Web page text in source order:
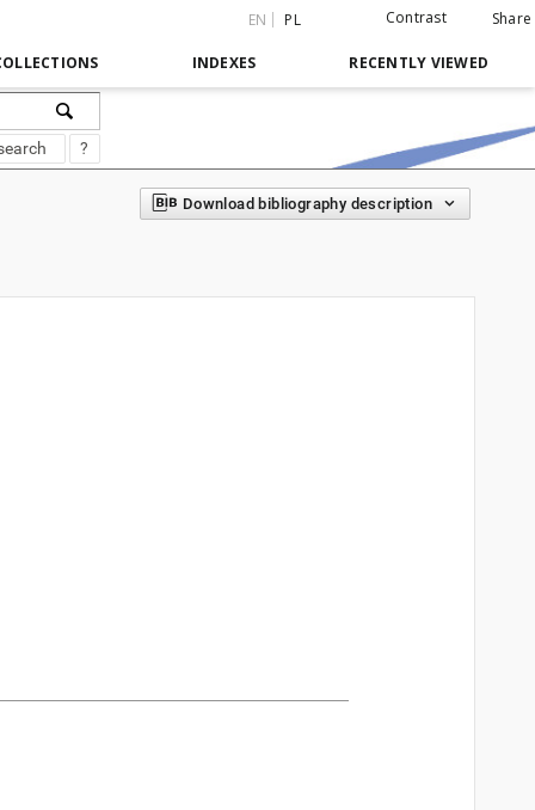
EN PL Contrast Share
INDEXES RECENTLY VIEWED
?
Download bibliography description